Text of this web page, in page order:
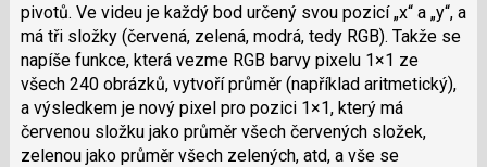
pivotů. Ve videu je každý bod určený svou pozicí „x“ a „y“, a
má tři složky (červená, zelená, modrá, tedy RGB). Takže se
napíše funkce, která vezme RGB barvy pixelu 1×1 ze
všech 240 obrázků, vytvoří průměr (například aritmetický),
a výsledkem je nový pixel pro pozici 1×1, který má
červenou složku jako průměr všech červených složek,
zelenou jako průměr všech zelených, atd, a vše se